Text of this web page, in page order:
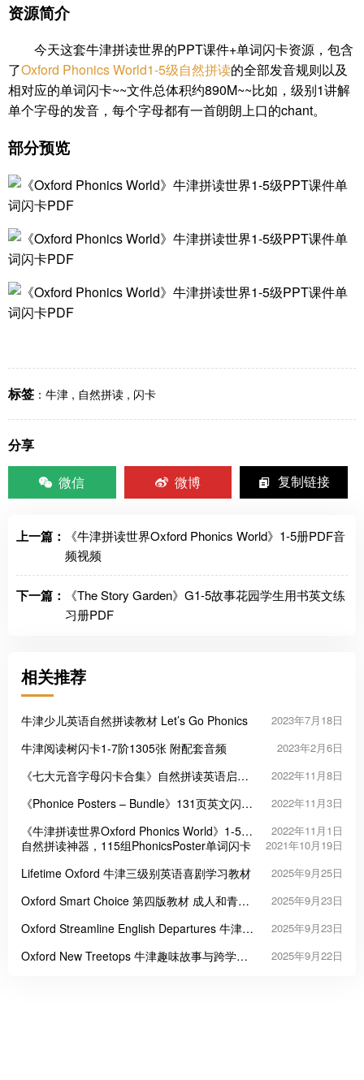
资源简介
今天这套牛津拼读世界的PPT课件+单词闪卡资源，包含
了Oxford Phonics World1-5级自然拼读的全部发音规则以及
相对应的单词闪卡~~文件总体积约890M~~比如，级别1讲解
单个字母的发音，每个字母都有一首朗朗上口的chant。
部分预览
标签 ： 牛津 , 自然拼读 , 闪卡
分享
微信
微博 复制链接
上一篇：
《牛津拼读世界Oxford Phonics World》1-5册PDF音
频视频
下一篇：
《The Story Garden》G1-5故事花园学生用书英文练
习册PDF
相关推荐
牛津少儿英语自然拼读教材 Let’s Go Phonics 2023年7月18日
牛津阅读树闪卡1-7阶1305张 附配套音频 2023年2月6日
《七大元音字母闪卡合集》自然拼读英语启蒙
2022年11月8日
《Phonice Posters – Bundle》131页英文闪卡
2022年11月3日
《牛津拼读世界Oxford Phonics World》1-5册
PDF音频视频
2022年11月1日
自然拼读神器，115组PhonicsPoster单词闪卡 2021年10月19日
Lifetime Oxford 牛津三级别英语喜剧学习教材 2025年9月25日
Oxford Smart Choice 第四版教材 成人和青少
2025年9月23日
Oxford Streamline English Departures 牛津经
2025年9月23日
Oxford New Treetops 牛津趣味故事与跨学科
2025年9月22日